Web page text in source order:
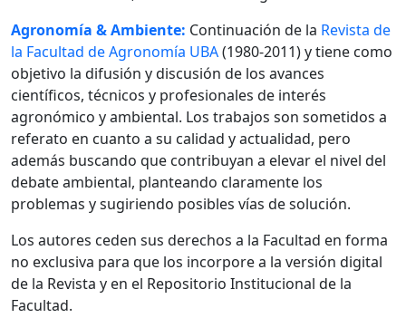
Agronomía & Ambiente: Continuación de la Revista de
la Facultad de Agronomía UBA(1980-2011) y tiene como
objetivo la difusión y discusión de los avances
científicos, técnicos y profesionales de interés
agronómico y ambiental. Los trabajos son sometidos a
referato en cuanto a su calidad y actualidad, pero
además buscando que contribuyan a elevar el nivel del
debate ambiental, planteando claramente los
problemas y sugiriendo posibles vías de solución.
Los autores ceden sus derechos a la Facultad en forma
no exclusiva para que los incorpore a la versión digital
de la Revista y en el Repositorio Institucional de la
Facultad.